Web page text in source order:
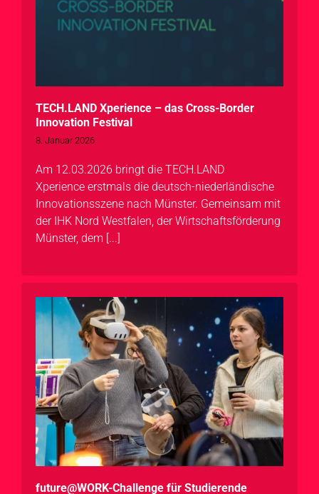
TECH.LAND Xperience – das Cross-Border
Innovation Festival
8. Januar 2026
Am 12.03.2026 bringt die TECH.LAND
Xperience erstmals die deutsch-niederländische
Innovationsszene nach Münster. Gemeinsam mit
der IHK Nord Westfalen, der Wirtschaftsförderung
Münster, dem [...]
future@WORK-Challenge für Studierende